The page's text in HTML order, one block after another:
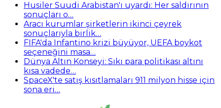
Husiler Suudi Arabistan'ı uyardı: Her saldırının
sonuçları o…
Aracı kurumlar şirketlerin ikinci çeyrek
sonuçlarıyla birlik…
FIFA'da Infantino krizi büyüyor, UEFA boykot
seçeneğini masa…
Dünya Altın Konseyi: Sıkı para politikası altını
kısa vadede…
SpaceX'te satış kısıtlamaları 911 milyon hisse için
sona eri…